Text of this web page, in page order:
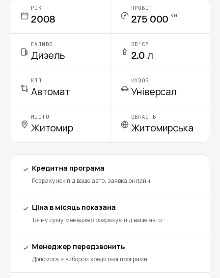
РІК
2008
ПРОБІГ
275 000 км
ПАЛИВО
Дизель
ОБ'ЄМ
2.0 л
КПП
Автомат
КУЗОВ
Універсал
МІСТО
Житомир
ОБЛАСТЬ
Житомирська
Кредитна програма
Розрахунок під ваше авто, заявка онлайн
Ціна в місяць показана
Точну суму менеджер розрахує під ваше авто
Менеджер передзвонить
Допомога з вибором кредитної програми